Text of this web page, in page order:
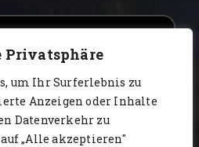
Privatsphäre
um Ihr Surferlebnis zu
Anzeigen oder Inhalte
Datenverkehr zu
„Alle akzeptieren"